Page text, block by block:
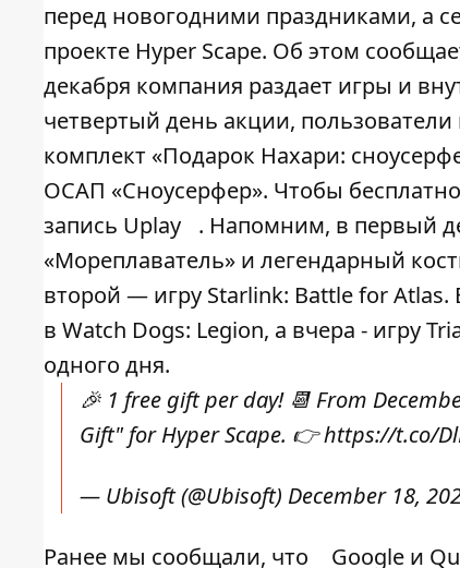
перед новогодними праздниками, а
проекте Hyper Scape. Об этом
декабря компания раздает игры и
четвертый день акции, пользователи
комплект «Подарок Нахари:
ОСАП «Сноусерфер». Чтобы
запись Uplay
. Напомним, в первый
«Мореплаватель» и легендарный
второй — игру Starlink: Battle for
в Watch Dogs: Legion, а вчера - игру
одного дня.
🎉 1 free gift per day! 📆 From
Gift" for Hyper Scape. 👉https://t.co/
— Ubisoft (@Ubisoft) December 18,
Ранее мы сообщали, что Google и